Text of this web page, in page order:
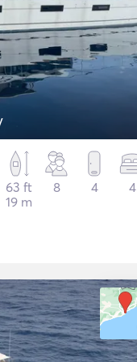
63 ft
19 m
8 4 4